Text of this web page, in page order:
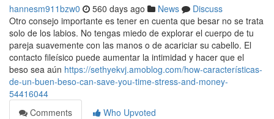
hannesm911bzw0 560 days ago News
Discuss
Otro consejo importante es tener en cuenta que besar no se trata
solo de los labios. No tengas miedo de explorar el cuerpo de tu
pareja suavemente con las manos o de acariciar su cabello. El
contacto fileísico puede aumentar la intimidad y hacer que el
beso sea aún https://sethyekvj.amoblog.com/how-características-
de-un-buen-beso-can-save-you-time-stress-and-money-
54416044
Comments
Who Upvoted